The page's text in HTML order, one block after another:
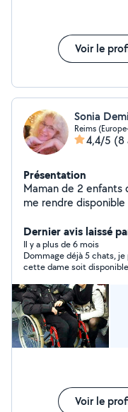
Voir le
Sonia
Reims
4,4/5 (8
Présentation
Maman de 2 enfants
me rendre
Dernier avis laissé
Il y a plus de 6 mois
Dommage déjà 5 chats,
cette dame soit
Voir le